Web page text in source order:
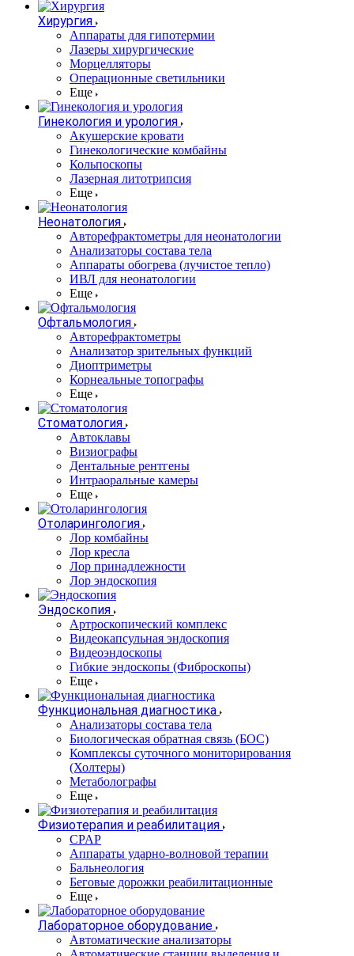
Хирургия
Аппараты для гипотермии
Лазеры хирургические
Морцелляторы
Операционные светильники
Еще
Гинекология и урология
Акушерские кровати
Гинекологические комбайны
Кольпоскопы
Лазерная литотрипсия
Еще
Неонатология
Авторефрактометры для неонатологии
Анализаторы состава тела
Аппараты обогрева (лучистое тепло)
ИВЛ для неонатологии
Еще
Офтальмология
Авторефрактометры
Анализатор зрительных функций
Диоптриметры
Корнеальные топографы
Еще
Стоматология
Автоклавы
Визиографы
Дентальные рентгены
Интраоральные камеры
Еще
Отоларингология
Лор комбайны
Лор кресла
Лор принадлежности
Лор эндоскопия
Эндоскопия
Артроскопический комплекс
Видеокапсульная эндоскопия
Видеоэндоскопы
Гибкие эндоскопы (Фиброcкопы)
Еще
Функциональная диагностика
Анализаторы состава тела
Биологическая обратная связь (БОС)
Комплексы суточного мониторирования
(Холтеры)
Метаболографы
Еще
Физиотерапия и реабилитация
CPAP
Аппараты ударно-волновой терапии
Бальнеология
Беговые дорожки реабилитационные
Еще
Лабораторное оборудование
Автоматические анализаторы